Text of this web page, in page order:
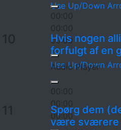
Use Up/Down
00:00
00:00
00:00
Use Up/Down
10
Hvis nogen
forfulgt af en
Audio Player
00:00
00:00
00:00
Spørg dem
være sværere